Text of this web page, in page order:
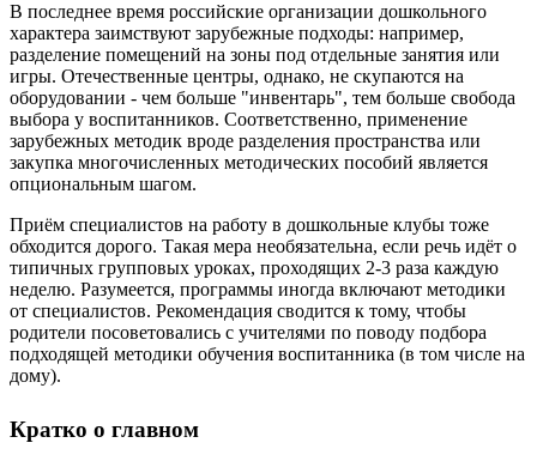
В последнее время российские организации дошкольного
характера заимствуют зарубежные подходы: например,
разделение помещений на зоны под отдельные занятия или
игры. Отечественные центры, однако, не скупаются на
оборудовании - чем больше "инвентарь", тем больше свобода
выбора у воспитанников. Соответственно, применение
зарубежных методик вроде разделения пространства или
закупка многочисленных методических пособий является
опциональным шагом.
Приём специалистов на работу в дошкольные клубы тоже
обходится дорого. Такая мера необязательна, если речь идёт о
типичных групповых уроках, проходящих 2-3 раза каждую
неделю. Разумеется, программы иногда включают методики
от специалистов. Рекомендация сводится к тому, чтобы
родители посоветовались с учителями по поводу подбора
подходящей методики обучения воспитанника (в том числе на
дому).
Кратко о главном